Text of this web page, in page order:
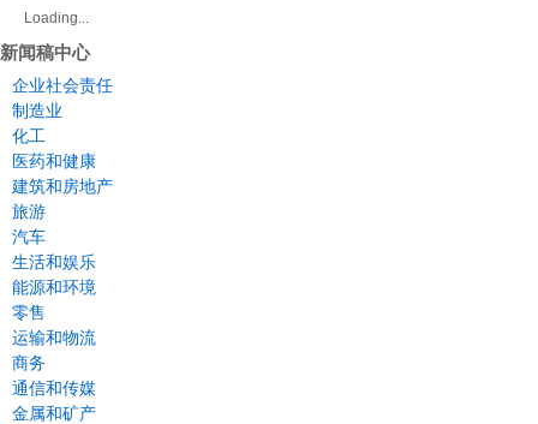
Loading...
新闻稿中心
企业社会责任
制造业
化工
医药和健康
建筑和房地产
旅游
汽车
生活和娱乐
能源和环境
零售
运输和物流
商务
通信和传媒
金属和矿产